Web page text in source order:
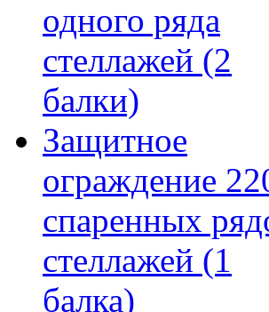
одного ряда
стеллажей (2
балки)
Защитное
ограждение
спаренных
стеллажей (1
балка)